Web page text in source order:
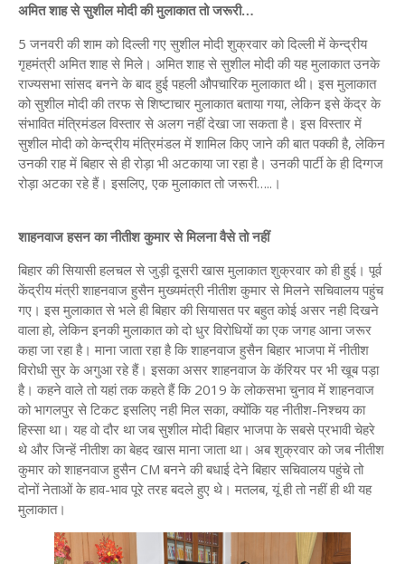
अमित शाह से सुशील मोदी की मुलाकात तो जरूरी…
5 जनवरी की शाम को दिल्ली गए सुशील मोदी शुक्रवार को दिल्ली में केन्द्रीय
गृहमंत्री अमित शाह से मिले। अमित शाह से सुशील मोदी की यह मुलाकात उनके
राज्यसभा सांसद बनने के बाद हुई पहली औपचारिक मुलाकात थी। इस मुलाकात
को सुशील मोदी की तरफ से शिष्टाचार मुलाकात बताया गया, लेकिन इसे केंद्र के
संभावित मंत्रिमंडल विस्तार से अलग नहीं देखा जा सकता है। इस विस्तार में
सुशील मोदी को केन्द्रीय मंत्रिमंडल में शामिल किए जाने की बात पक्की है, लेकिन
उनकी राह में बिहार से ही रोड़ा भी अटकाया जा रहा है। उनकी पार्टी के ही दिग्गज
रोड़ा अटका रहे हैं। इसलिए, एक मुलाकात तो जरूरी…..।
शाहनवाज हसन का नीतीश कुमार से मिलना वैसे तो नहीं
बिहार की सियासी हलचल से जुड़ी दूसरी खास मुलाकात शुक्रवार को ही हुई। पूर्व
केंद्रीय मंत्री शाहनवाज हुसैन मुख्यमंत्री नीतीश कुमार से मिलने सचिवालय पहुंच
गए। इस मुलाकात से भले ही बिहार की सियासत पर बहुत कोई असर नही दिखने
वाला हो, लेकिन इनकी मुलाकात को दो धुर विरोधियों का एक जगह आना जरूर
कहा जा रहा है। माना जाता रहा है कि शाहनवाज हुसैन बिहार भाजपा में नीतीश
विरोधी सुर के अगुआ रहे हैं। इसका असर शाहनवाज के कॅरियर पर भी खूब पड़ा
है। कहने वाले तो यहां तक कहते हैं कि 2019 के लोकसभा चुनाव में शाहनवाज
को भागलपुर से टिकट इसलिए नही मिल सका, क्योंकि यह नीतीश-निश्चय का
हिस्सा था। यह वो दौर था जब सुशील मोदी बिहार भाजपा के सबसे प्रभावी चेहरे
थे और जिन्हें नीतीश का बेहद खास माना जाता था। अब शुक्रवार को जब नीतीश
कुमार को शाहनवाज हुसैन CM बनने की बधाई देने बिहार सचिवालय पहुंचे तो
दोनों नेताओं के हाव-भाव पूरे तरह बदले हुए थे। मतलब, यूं ही तो नहीं ही थी यह
मुलाकात।